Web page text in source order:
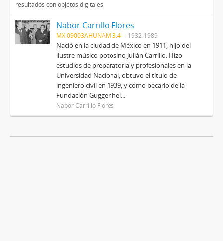
resultados con objetos digitales
Nabor Carrillo Flores
MX 09003AHUNAM 3.4 1932-1989
Nació en la ciudad de México en 1911, hijo del
ilustre músico potosino Julián Carrillo. Hizo
estudios de preparatoria y profesionales en la
Universidad Nacional, obtuvo el título de
ingeniero civil en 1939, y como becario de la
Fundación Guggenhei...
Nabor Carrillo Flores